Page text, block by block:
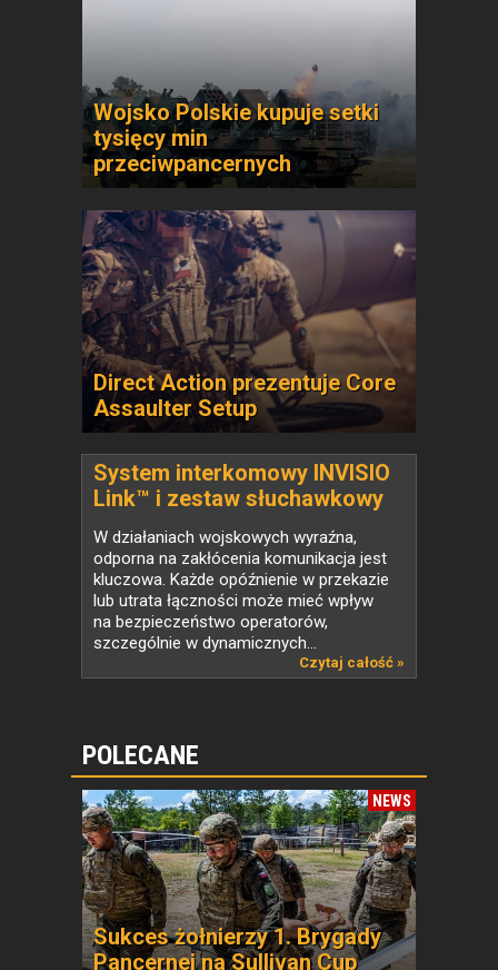
Wojsko Polskie kupuje setki
tysięcy min
przeciwpancernych
Direct Action prezentuje Core
Assaulter Setup
System interkomowy INVISIO
Link™ i zestaw słuchawkowy
INVISIO T30
W działaniach wojskowych wyraźna,
odporna na zakłócenia komunikacja jest
kluczowa. Każde opóźnienie w przekazie
lub utrata łączności może mieć wpływ
na bezpieczeństwo operatorów,
szczególnie w dynamicznych...
Czytaj całość »
POLECANE
NEWS
Sukces żołnierzy 1. Brygady
Pancernej na Sullivan Cup